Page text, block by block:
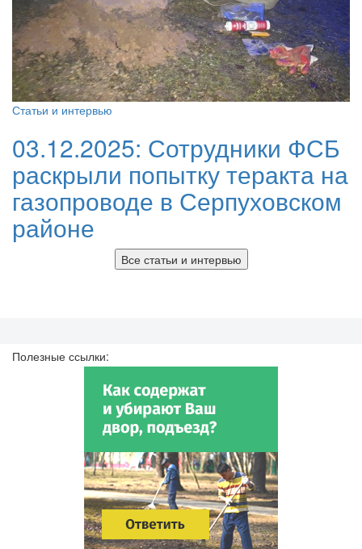
Статьи и интервью
03.12.2025: Сотрудники ФСБ
раскрыли попытку теракта на
газопроводе в Серпуховском
районе
Все статьи и интервью
Полезные ссылки: